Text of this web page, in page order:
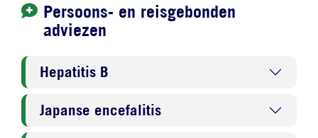
Persoons- en reisgebonden
adviezen
Hepatitis B
Japanse encefalitis